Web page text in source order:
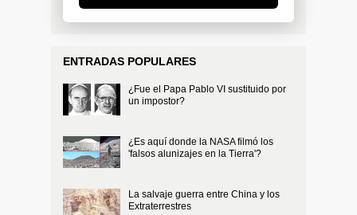
ENTRADAS POPULARES
¿Fue el Papa Pablo VI sustituido por
un impostor?
¿Es aquí donde la NASA filmó los
'falsos alunizajes en la Tierra'?
La salvaje guerra entre China y los
Extraterrestres